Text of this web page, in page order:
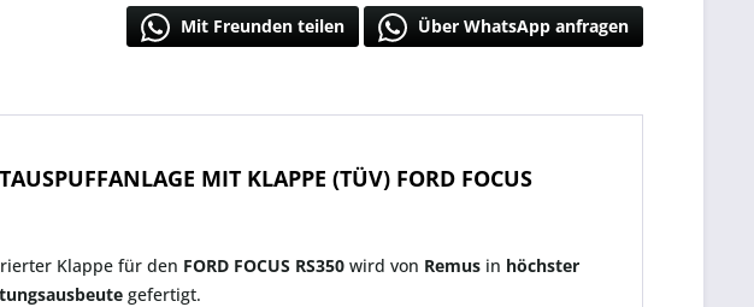
Mit Freunden teilen Über WhatsApp anfragen
MIT KLAPPE (TÜV) FORD FOCUS
Klappe für den FORD FOCUS RS350 wird von Remus in höchster
gefertigt.